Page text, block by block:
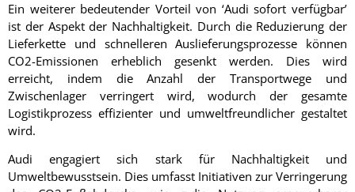
Ein weiterer bedeutender Vorteil von ‘Audi sofort verfügbar’
ist der Aspekt der Nachhaltigkeit. Durch die Reduzierung der
Lieferkette und schnelleren Auslieferungsprozesse können
CO2-Emissionen erheblich gesenkt werden. Dies wird
erreicht, indem die Anzahl der Transportwege und
Zwischenlager verringert wird, wodurch der gesamte
Logistikprozess effizienter und umweltfreundlicher gestaltet
wird.
Audi engagiert sich stark für Nachhaltigkeit und
Umweltbewusstsein. Dies umfasst Initiativen zur Verringerung